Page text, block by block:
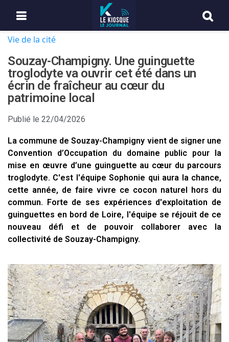
Vie de la cité
Souzay-Champigny. Une guinguette
troglodyte va ouvrir cet été dans un
écrin de fraîcheur au cœur du
patrimoine local
Publié le 22/04/2026
La commune de Souzay-Champigny vient de signer une
Convention d’Occupation du domaine public pour la
mise en œuvre d’une guinguette au cœur du parcours
troglodyte. C'est l'équipe Sophonie qui aura la chance,
cette année, de faire vivre ce cocon naturel hors du
commun. Forte de ses expériences d'exploitation de
guinguettes en bord de Loire, l'équipe se réjouit de ce
nouveau défi et de pouvoir collaborer avec la
collectivité de Souzay-Champigny.